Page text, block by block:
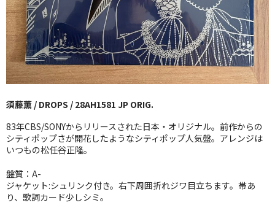
GG RECORD （当店のレーベル）
全商品
JAZZ-US
BLUE NOTE
JAZZ-EU
JAZZ-JP
J-POP
須藤薫 / DROPS / 28AH1581 JP ORIG.
83年CBS/SONYからリリースされた日本・オリジナル。前作からの
シティポップさが開花したようなシティポップ人気盤。アレンジは
いつもの松任谷正隆。
盤質：A-
ジャケット:シュリンク付き。右下周囲折れジワ目立ちます。帯あ
り、歌詞カード少しシミ。